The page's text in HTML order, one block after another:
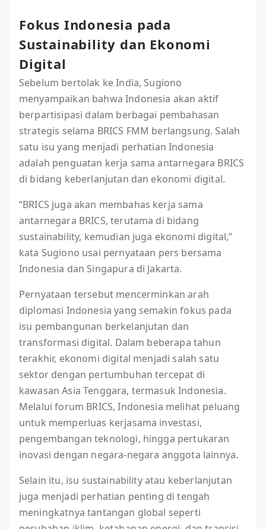
Fokus Indonesia pada
Sustainability dan Ekonomi
Digital
Sebelum bertolak ke India, Sugiono
menyampaikan bahwa Indonesia akan aktif
berpartisipasi dalam berbagai pembahasan
strategis selama BRICS FMM berlangsung. Salah
satu isu yang menjadi perhatian Indonesia
adalah penguatan kerja sama antarnegara BRICS
di bidang keberlanjutan dan ekonomi digital.
“BRICS juga akan membahas kerja sama
antarnegara BRICS, terutama di bidang
sustainability, kemudian juga ekonomi digital,”
kata Sugiono usai pernyataan pers bersama
Indonesia dan Singapura di Jakarta.
Pernyataan tersebut mencerminkan arah
diplomasi Indonesia yang semakin fokus pada
isu pembangunan berkelanjutan dan
transformasi digital. Dalam beberapa tahun
terakhir, ekonomi digital menjadi salah satu
sektor dengan pertumbuhan tercepat di
kawasan Asia Tenggara, termasuk Indonesia.
Melalui forum BRICS, Indonesia melihat peluang
untuk memperluas kerjasama investasi,
pengembangan teknologi, hingga pertukaran
inovasi dengan negara-negara anggota lainnya.
Selain itu, isu sustainability atau keberlanjutan
juga menjadi perhatian penting di tengah
meningkatnya tantangan global seperti